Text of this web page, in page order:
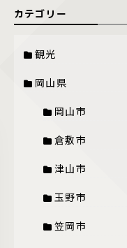
カテゴリー
観光
岡山県
岡山市
倉敷市
津山市
玉野市
笠岡市